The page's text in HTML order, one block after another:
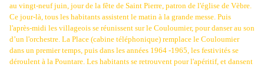
au vingt-neuf juin, jour de la fête de Saint Pierre, patron de l'église de Vèbre.
Ce jour-là, tous les habitants assistent le matin à la grande messe. Puis
l'après-midi les villageois se réunissent sur le Couloumier, pour danser au son
d’un l'orchestre. La Place (cabine téléphonique) remplace le Couloumier
dans un premier temps, puis dans les années 1964 -1965, les festivités se
déroulent à la Pountare. Les habitants se retrouvent pour l'apéritif, et dansent